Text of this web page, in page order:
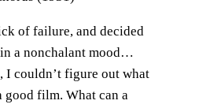
of failure, and decided
a nonchalant mood…
I couldn’t figure out what
good film. What can a